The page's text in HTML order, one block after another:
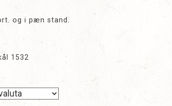
og i pæn stand.
1532